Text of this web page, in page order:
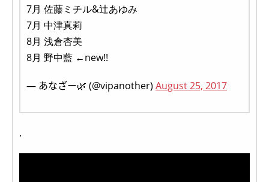
7月 佐藤ミチル&辻あゆみ
7月 中津真莉
8月 浅倉杏美
8月 野中藍 ←new!!
— あなざー🌿 (@vipanother) August 25, 2017
.